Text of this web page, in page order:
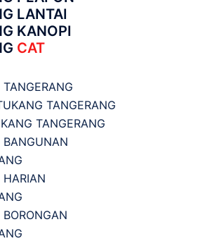
LANTAI
KANOPI
CAT
TANGERANG
TANGERANG